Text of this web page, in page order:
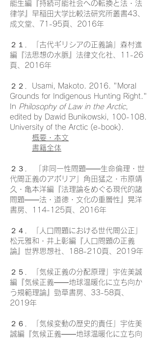
能生編『持続可能社会への転換と法・法
律学』早稲田大学比較法研究所叢書43、
成文堂、71-95頁、2016年
２１．「古代ギリシアの正義論」森村進
編『法思想の水脈』法律文化社、11-26
頁、2016年
２２．Usami, Makoto. 2016. "Moral
Grounds for Indigenous Hunting Right."
In Philosophy of Law in the Arctic,
edited by Dawid Bunikowski, 100-108.
University of the Arctic (e-book).
概要・本文
書籍全体
２３． 「非同一性問題――生命倫理・世
代間正義のアポリア」角田猛之・市原靖
久・亀本洋編『法理論をめぐる現代的諸
問題――法・道徳・文化の重層性』晃洋
書房、114-125頁、2016年
２４．「人口問題における世代間公正」
松元雅和・井上彰編『人口問題の正義
論』世界思想社、188-210頁、2019年
２５．「気候正義の分配原理」宇佐美誠
編『気候正義――地球温暖化に立ち向か
う規範理論』勁草書房、33-58頁、
2019年
２６．「気候変動の歴史的責任」宇佐美
誠編『気候正義――地球温暖化に立ち向